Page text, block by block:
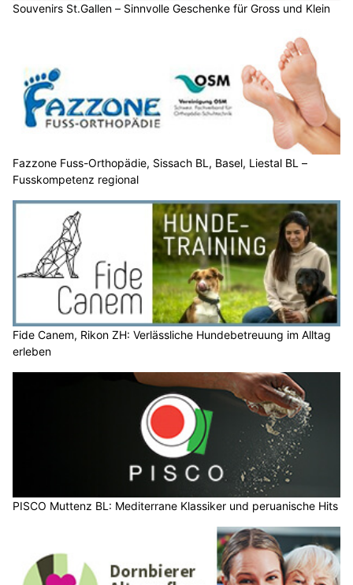
Souvenirs St.Gallen – Sinnvolle Geschenke für Gross und Klein
Fazzone Fuss-Orthopädie, Sissach BL, Basel, Liestal BL –
Fusskompetenz regional
Fide Canem, Rikon ZH: Verlässliche Hundebetreuung im Alltag
erleben
PISCO Muttenz BL: Mediterrane Klassiker und peruanische Hits